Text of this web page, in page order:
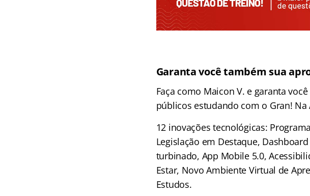
Garanta você também sua
Faça como Maicon V. e garanta
públicos estudando com o Gran!
12 inovações tecnológicas:
Legislação em Destaque,
turbinado, App Mobile 5.0,
Estar, Novo Ambiente Virtual de
Estudos.